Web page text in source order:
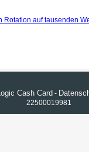
Logic Cash Card -
22500019981